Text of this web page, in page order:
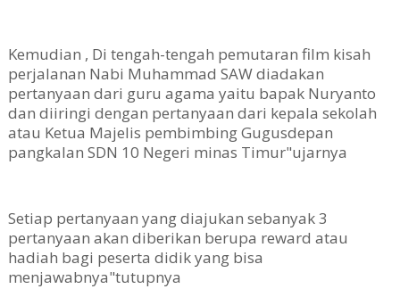
Kemudian , Di tengah-tengah pemutaran film kisah
perjalanan Nabi Muhammad SAW diadakan
pertanyaan dari guru agama yaitu bapak Nuryanto
dan diiringi dengan pertanyaan dari kepala sekolah
atau Ketua Majelis pembimbing Gugusdepan
pangkalan SDN 10 Negeri minas Timur"ujarnya
Setiap pertanyaan yang diajukan sebanyak 3
pertanyaan akan diberikan berupa reward atau
hadiah bagi peserta didik yang bisa
menjawabnya"tutupnya